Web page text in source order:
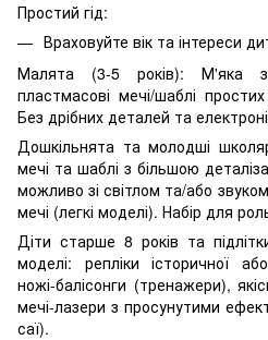
Простий гід:
Враховуйте вік та інтереси
Малята (3-5 років): М'яка
пластмасові мечі/шаблі
Без дрібних деталей та
Дошкільнята та молодші
мечі та шаблі з більшою
можливо зі світлом та/або
мечі (легкі моделі). Набір для
Діти старше 8 років та
моделі: репліки історичної
ножі-балісонги (тренажери),
мечі-лазери з просунутими
саї).